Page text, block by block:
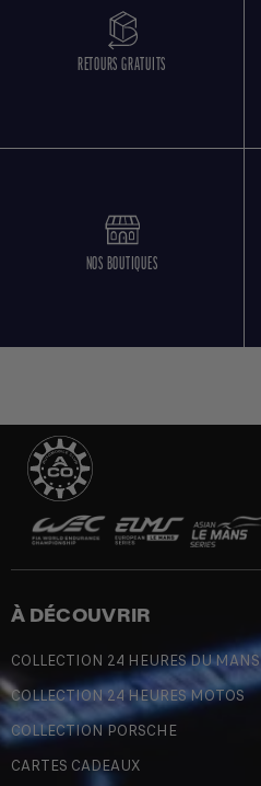
RETOURS GRATUITS
NOS BOUTIQUES
À DÉCOUVRIR
COLLECTION 24 HEURES DU MANS
COLLECTION 24 HEURES MOTOS
COLLECTION PORSCHE
CARTES CADEAUX